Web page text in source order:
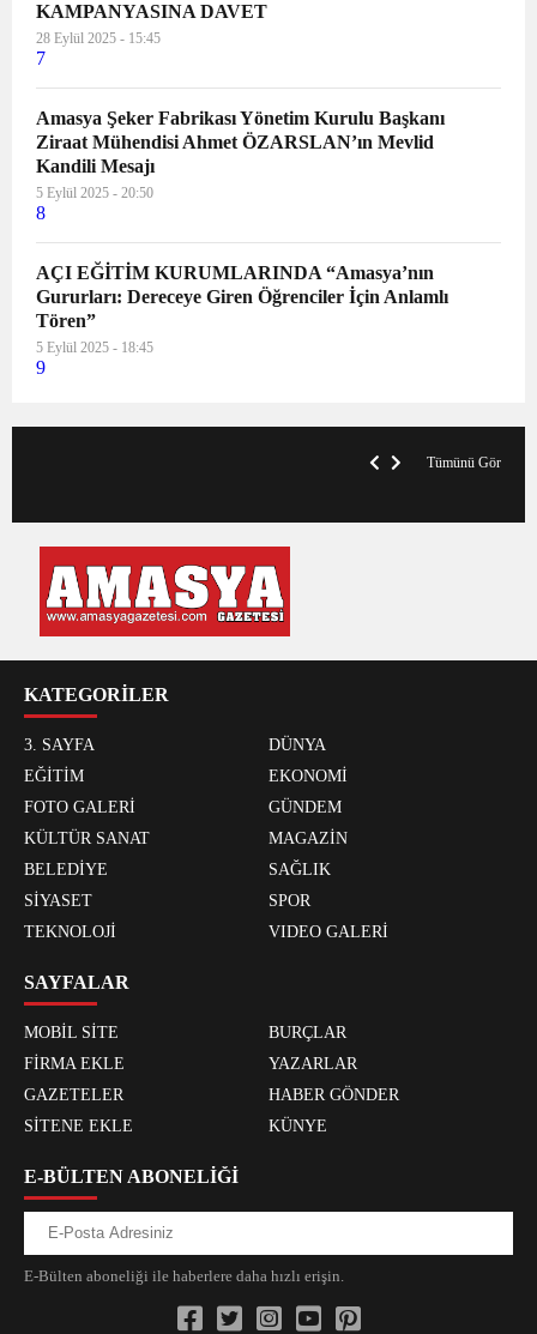
KAMPANYASINA DAVET
28 Eylül 2025 - 15:45
7
Amasya Şeker Fabrikası Yönetim Kurulu Başkanı
Ziraat Mühendisi Ahmet ÖZARSLAN’ın Mevlid
Kandili Mesajı
5 Eylül 2025 - 20:50
8
AÇI EĞİTİM KURUMLARINDA “Amasya’nın
Gururları: Dereceye Giren Öğrenciler İçin Anlamlı
Tören”
5 Eylül 2025 - 18:45
9
Tümünü Gör
KATEGORİLER
3. SAYFA
DÜNYA
EĞİTİM
EKONOMİ
FOTO GALERİ
GÜNDEM
KÜLTÜR SANAT
MAGAZİN
BELEDİYE
SAĞLIK
SİYASET
SPOR
TEKNOLOJİ
VIDEO GALERİ
SAYFALAR
MOBİL SİTE
BURÇLAR
FİRMA EKLE
YAZARLAR
GAZETELER
HABER GÖNDER
SİTENE EKLE
KÜNYE
E-BÜLTEN ABONELİĞİ
E-Bülten aboneliği ile haberlere daha hızlı erişin.